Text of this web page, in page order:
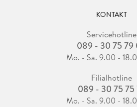
KONTAKT
Servicehotline
089 - 30 75 79
Mo. - Sa. 9.00 -
Filialhotline
089 - 30 75 75
Mo. - Sa. 9.00 -